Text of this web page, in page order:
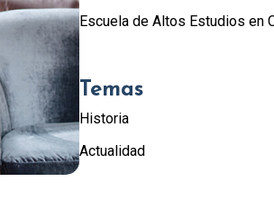
Escuela de Altos Estudios en
Temas
Historia
Actualidad